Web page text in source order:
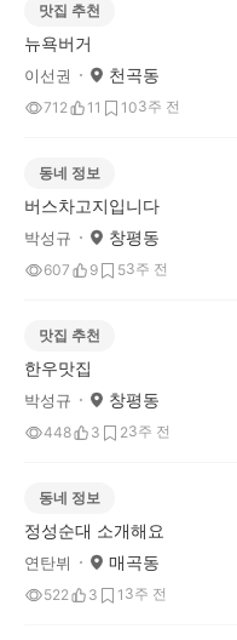
맛집 추천
뉴욕버거
이선권 천곡동
712 11 103주 전
동네 정보
버스차고지입니다
박성규 창평동
607 9 53주 전
맛집 추천
한우맛집
박성규 창평동
448 3 23주 전
동네 정보
정성순대 소개해요
연탄뷔 매곡동
522 3 1 3주 전